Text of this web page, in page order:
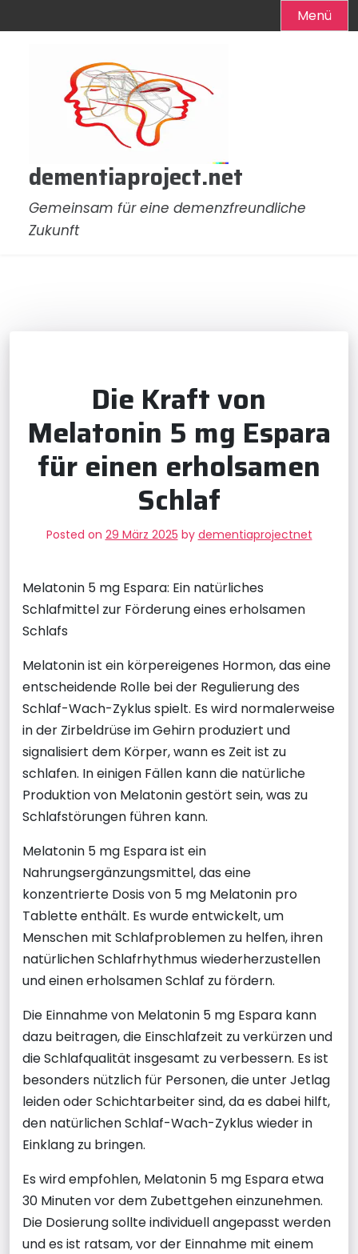
Menü
dementiaproject.net
Gemeinsam für eine demenzfreundliche
Zukunft
Die Kraft von
Melatonin 5 mg Espara
für einen erholsamen
Schlaf
Posted on 29 März 2025 by dementiaprojectnet
Melatonin 5 mg Espara: Ein natürliches
Schlafmittel zur Förderung eines erholsamen
Schlafs
Melatonin ist ein körpereigenes Hormon, das eine
entscheidende Rolle bei der Regulierung des
Schlaf-Wach-Zyklus spielt. Es wird normalerweise
in der Zirbeldrüse im Gehirn produziert und
signalisiert dem Körper, wann es Zeit ist zu
schlafen. In einigen Fällen kann die natürliche
Produktion von Melatonin gestört sein, was zu
Schlafstörungen führen kann.
Melatonin 5 mg Espara ist ein
Nahrungsergänzungsmittel, das eine
konzentrierte Dosis von 5 mg Melatonin pro
Tablette enthält. Es wurde entwickelt, um
Menschen mit Schlafproblemen zu helfen, ihren
natürlichen Schlafrhythmus wiederherzustellen
und einen erholsamen Schlaf zu fördern.
Die Einnahme von Melatonin 5 mg Espara kann
dazu beitragen, die Einschlafzeit zu verkürzen und
die Schlafqualität insgesamt zu verbessern. Es ist
besonders nützlich für Personen, die unter Jetlag
leiden oder Schichtarbeiter sind, da es dabei hilft,
den natürlichen Schlaf-Wach-Zyklus wieder in
Einklang zu bringen.
Es wird empfohlen, Melatonin 5 mg Espara etwa
30 Minuten vor dem Zubettgehen einzunehmen.
Die Dosierung sollte individuell angepasst werden
und es ist ratsam, vor der Einnahme mit einem